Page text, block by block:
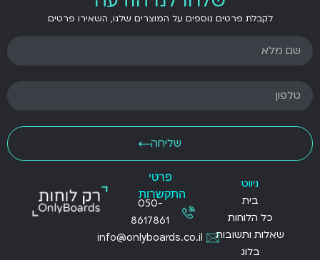
לקבלת פרטים נוספים על המוצרים שלנו, השאירו פרטים
שליחה
ניווט
בית
כל הלוחות
שאלות ותשובות
בלוג
פרטי
התקשרות
050-
8617861
info@onlyboards.co.il